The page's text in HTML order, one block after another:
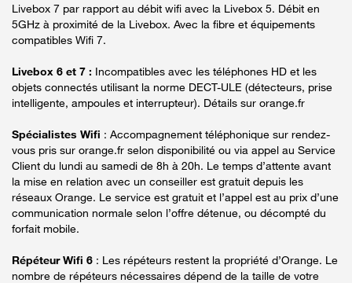
Livebox 7 par rapport au débit wifi avec la Livebox 5. Débit en
5GHz à proximité de la Livebox. Avec la fibre et équipements
compatibles Wifi 7.
Livebox 6 et 7 : Incompatibles avec les téléphones HD et les
objets connectés utilisant la norme DECT-ULE (détecteurs, prise
intelligente, ampoules et interrupteur). Détails sur orange.fr
Spécialistes Wifi : Accompagnement téléphonique sur rendez-
vous pris sur orange.fr selon disponibilité ou via appel au Service
Client du lundi au samedi de 8h à 20h. Le temps d’attente avant
la mise en relation avec un conseiller est gratuit depuis les
réseaux Orange. Le service est gratuit et l’appel est au prix d’une
communication normale selon l’offre détenue, ou décompté du
forfait mobile.
Répéteur Wifi 6 : Les répéteurs restent la propriété d’Orange. Le
nombre de répéteurs nécessaires dépend de la taille de votre